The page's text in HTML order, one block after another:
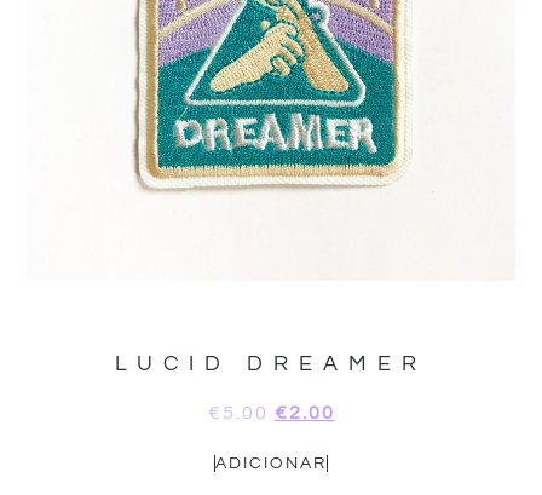
LUCID DREAMER
€ 5.00 €2.00
ADICIONAR